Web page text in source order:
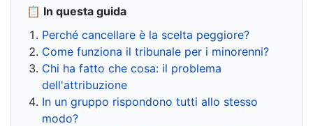
📋 In questa guida
Perché cancellare è la scelta peggiore?
Come funziona il tribunale per i minorenni?
Chi ha fatto che cosa: il problema
dell'attribuzione
In un gruppo rispondono tutti allo stesso
modo?